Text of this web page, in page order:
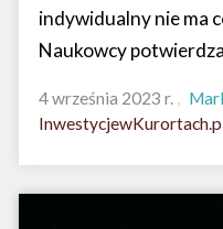
indywidualny nie ma
Naukowcy
4 września 2023 r.